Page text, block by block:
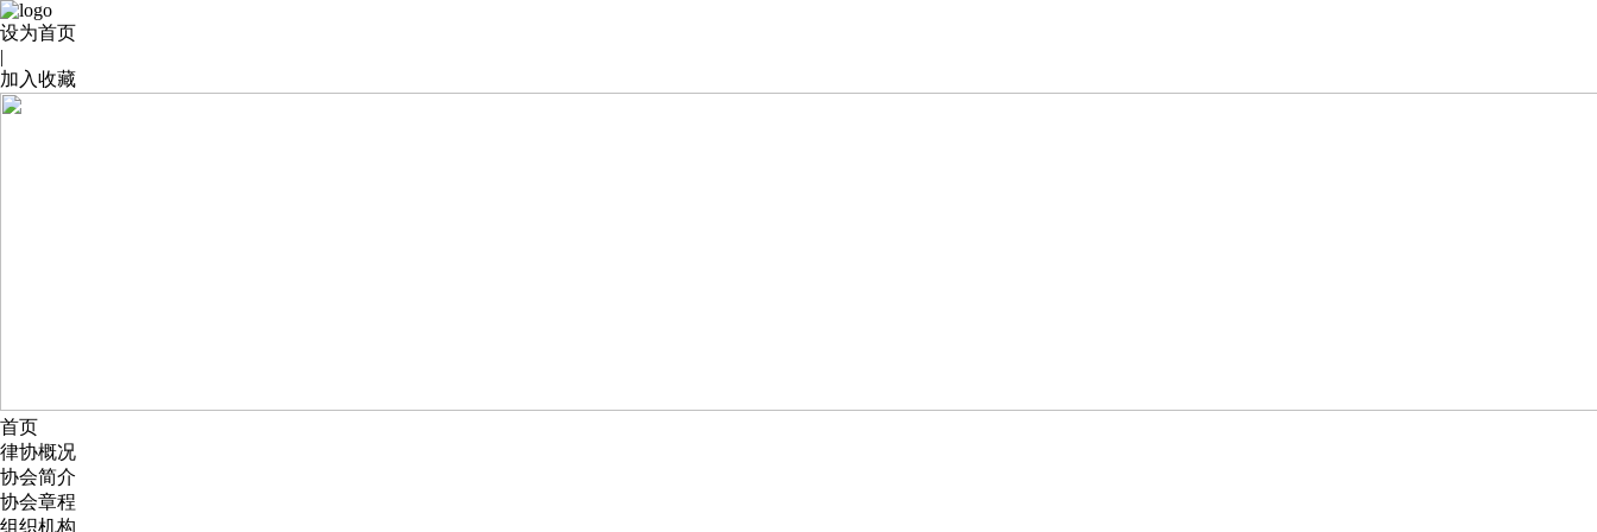
设为首页
|
加入收藏
首页
律协概况
协会简介
协会章程
组织机构